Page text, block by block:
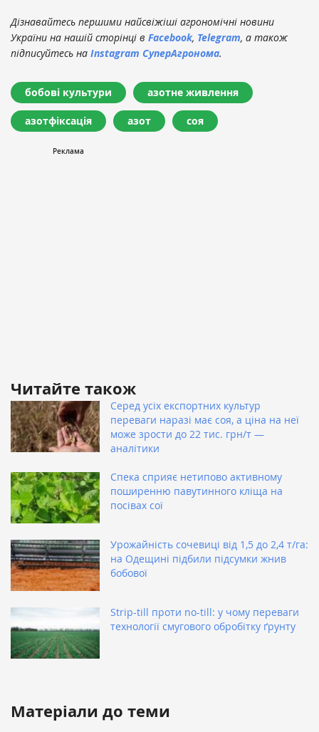
Дізнавайтесь першими найсвіжіші агрономічні новини
України на нашій сторінці в Facebook, Telegram, а також
підписуйтесь на Instagram СуперАгронома.
бобові культури азотне живлення
азотфіксація азот соя
Читайте також
Серед усіх експортних культур
переваги наразі має соя, а ціна на неї
може зрости до 22 тис. грн/т —
аналітики
Спека сприяє нетипово активному
поширенню павутинного кліща на
посівах сої
Урожайність сочевиці від 1,5 до 2,4 т/га:
на Одещині підбили підсумки жнив
бобової
Strip-till проти no-till: у чому переваги
технології смугового обробітку ґрунту
Матеріали до теми